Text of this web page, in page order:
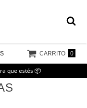
CARRITO 0
que estés 📦